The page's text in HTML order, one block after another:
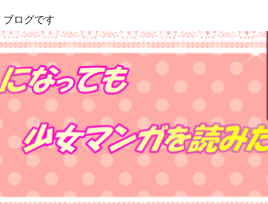
ログです